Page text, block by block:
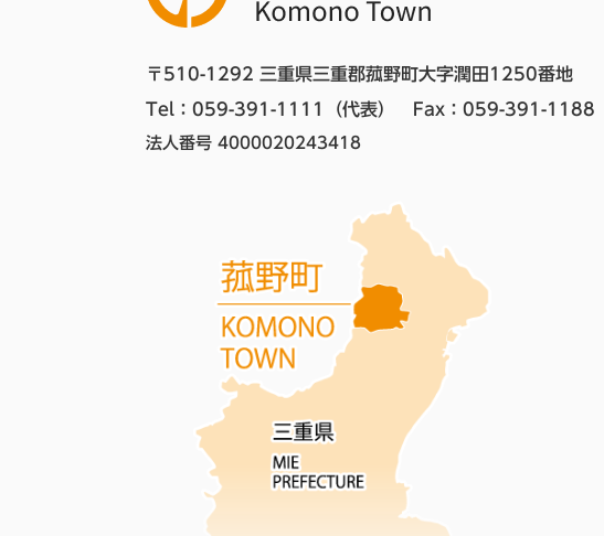
〒510-1292 三重県三重郡菰野町大字潤田1250番地
Tel：059-391-1111（代表）
Fax：059-391-1188
法人番号 4000020243418